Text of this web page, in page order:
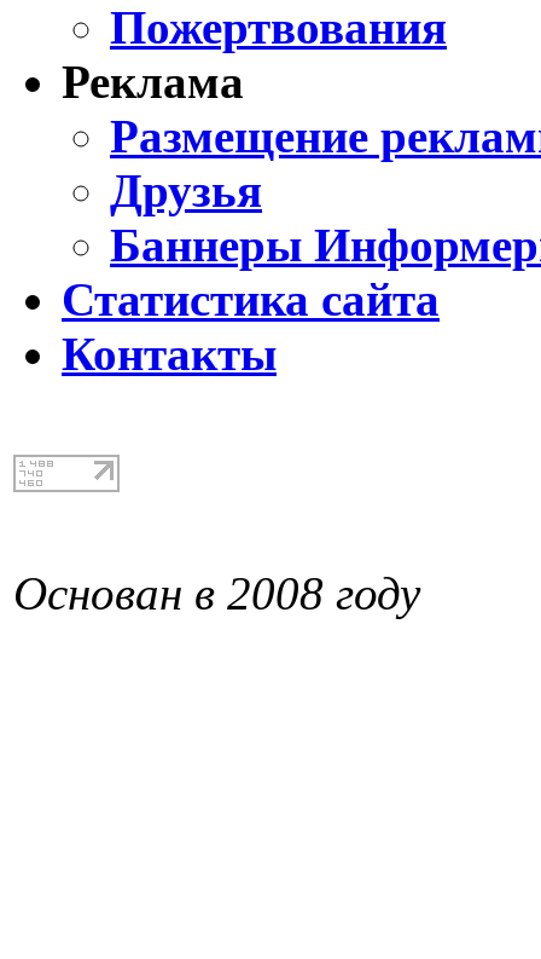
Пожертвования
Реклама
Размещение
Друзья
Баннеры
Статистика сайта
Контакты
Основан в 2008 году